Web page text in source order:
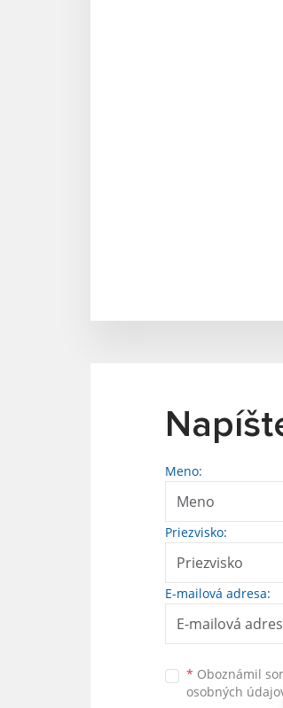
Meno:
Priezvisko:
E-mailová adresa:
* Oboznámil
osobných